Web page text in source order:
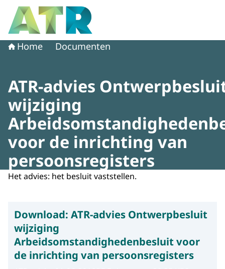
Naar de homepage van Adviescollege toetsing regeldruk
Home Documenten
ATR-advies
wijziging
voor de inrichting van
persoonsregisters
Het advies: het besluit vaststellen.
Download: ATR-advies Ontwerpbesluit
wijziging
Arbeidsomstandighedenbesluit voor
de inrichting van persoonsregisters